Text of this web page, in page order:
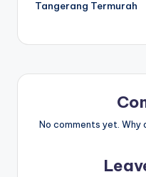
Tangerang Termurah
No comments yet. Why